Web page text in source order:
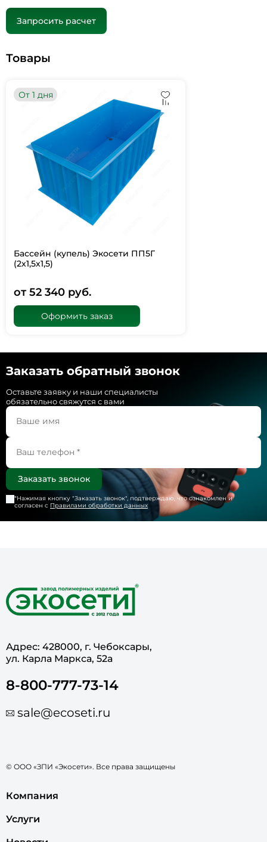
Запросить расчет
Товары
От 1 дня
Бассейн (купель) Экосети ПП5Г
(2х1,5х1,5)
от 52 340 руб.
Оформить заказ
Заказать обратный звонок
Оставьте заявку и наши специалисты
обязательно свяжутся с вами
*Нажимая кнопку "Заказать звонок", подтверждаю, что ознакомлен и
согласен с Правилами обработки данных
Адрес: 428000, г. Чебоксары,
ул. Карла Маркса, 52а
8-800-777-73-14
sale@ecoseti.ru
© ООО «ЗПИ «Экосети». Все права защищены
Компания
Услуги